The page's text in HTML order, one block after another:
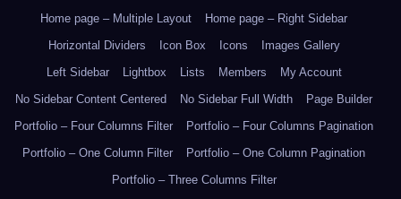
Home page – Multiple Layout
Home page – Right Sidebar
Horizontal Dividers
Icon Box Icons
Images Gallery
Left Sidebar
Lightbox Lists Members
My Account
No Sidebar Content Centered
No Sidebar Full Width
Page Builder
Portfolio – Four Columns Filter
Portfolio – Four Columns Pagination
Portfolio – One Column Filter
Portfolio – One Column Pagination
Portfolio – Three Columns Filter